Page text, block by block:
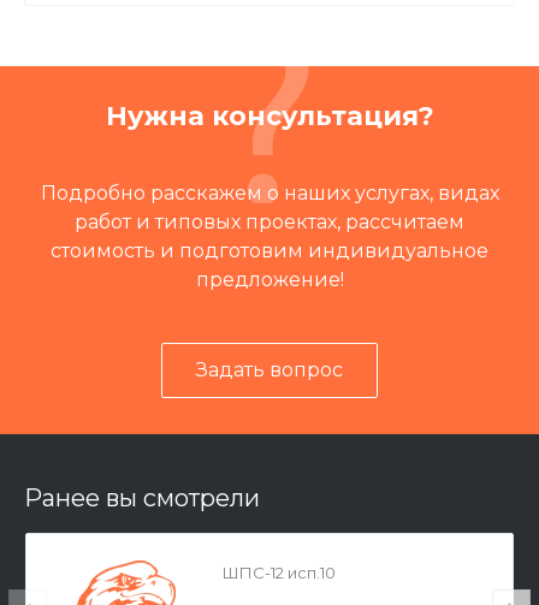
Нужна консультация?
Подробно расскажем о наших услугах, видах
работ и типовых проектах, рассчитаем
стоимость и подготовим индивидуальное
предложение!
Задать вопрос
Ранее вы смотрели
ШПС-12 исп.10